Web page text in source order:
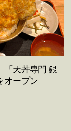
「天丼専門 銀
オープン